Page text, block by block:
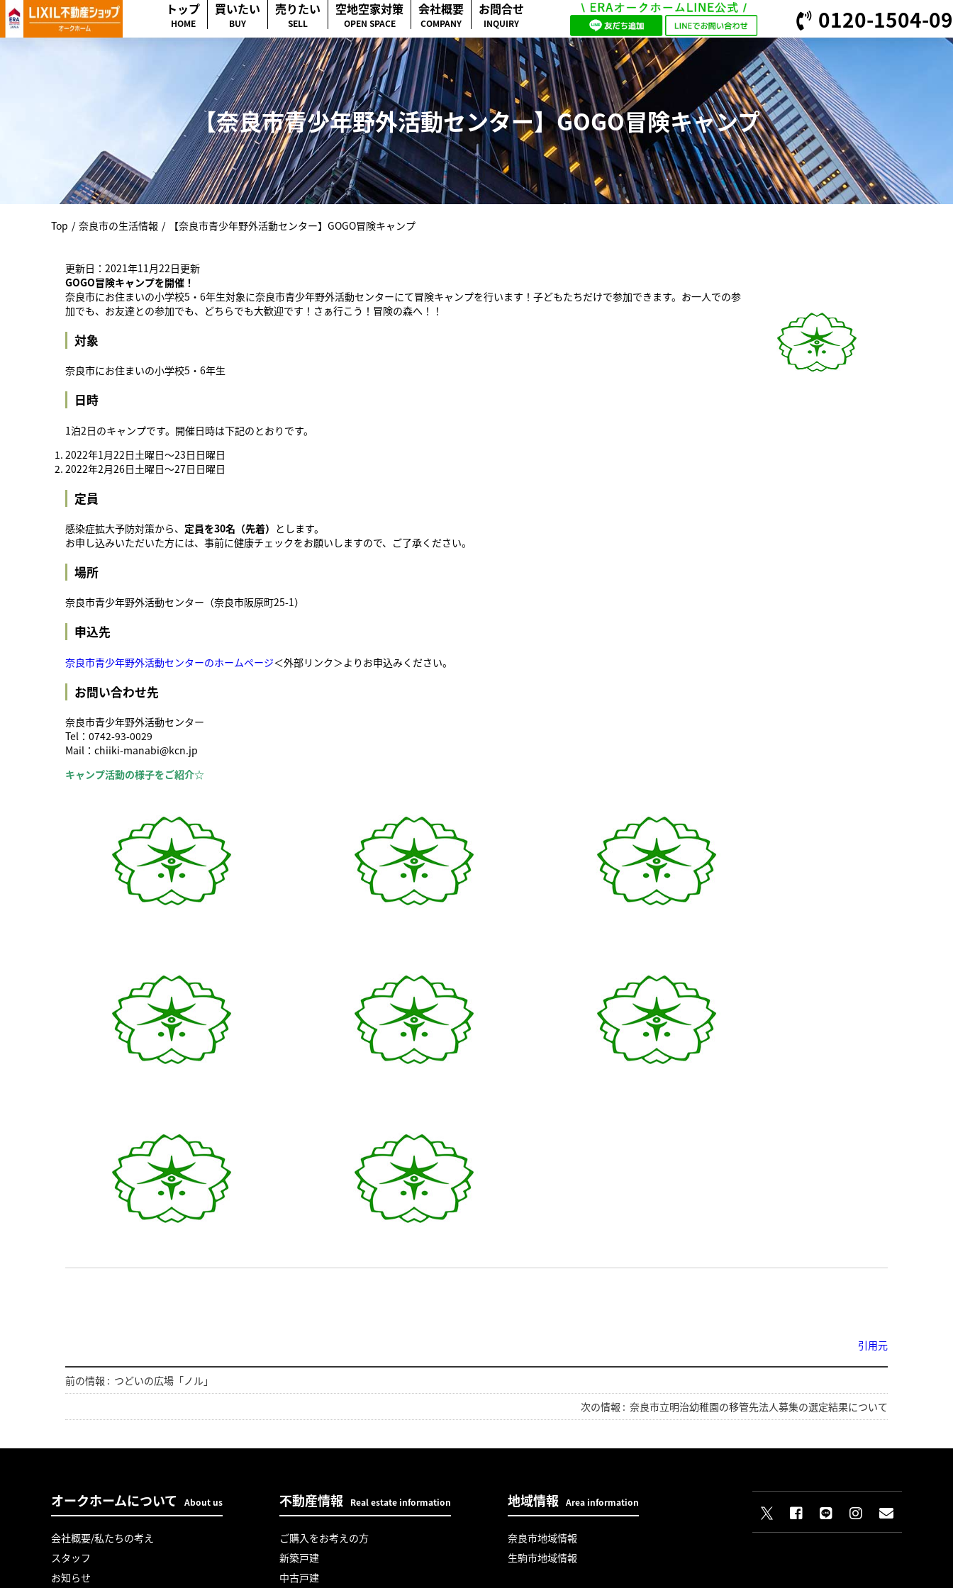
トップ
HOME
買いたい
BUY
売りたい
SELL
空地空家対策
OPEN SPACE
会社概要
COMPANY
お問合せ
INQUIRY 0120-1504-09
【奈良市青少年野外活動センター】GOGO冒険キャンプ
Top / 奈良市の生活情報 / 【奈良市青少年野外活動センター】GOGO冒険キャンプ
更新日：2021年11月22日更新
GOGO冒険キャンプを開催！
奈良市にお住まいの小学校5・6年生対象に奈良市青少年野外活動センターにて冒険キャンプを行います！子どもたちだけで参加できます。お一人での参
加でも、お友達との参加でも、どちらでも大歓迎です！さぁ行こう！冒険の森へ！！
対象
奈良市にお住まいの小学校5・6年生
日時
1泊2日のキャンプです。開催日時は下記のとおりです。
2022年1月22日土曜日～23日日曜日
2022年2月26日土曜日～27日日曜日
定員
感染症拡大予防対策から、 定員を30名（先着） とします。
お申し込みいただいた方には、事前に健康チェックをお願いしますので、ご了承ください。
場所
奈良市青少年野外活動センター（奈良市阪原町25-1）
申込先
奈良市青少年野外活動センターのホームページ＜外部リンク＞よりお申込みください。
お問い合わせ先
奈良市青少年野外活動センター
Tel：0742-93-0029
Mail：chiiki-manabi@kcn.jp
キャンプ活動の様子をご紹介☆
引用元
前の情報 : つどいの広場「ノル」
次の情報 : 奈良市立明治幼稚園の移管先法人募集の選定結果について
オークホームについて About us
会社概要/私たちの考え
スタッフ
お知らせ
不動産情報 Real estate information
ご購入をお考えの方
新築戸建
中古戸建
地域情報 Area information
奈良市地域情報
生駒市地域情報